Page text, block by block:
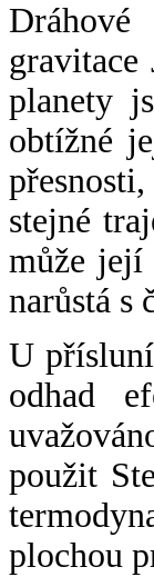
Dráhové
gravitace
planety
obtížné
stejné
může její
narůstá s
U
odhad
použit
plochou